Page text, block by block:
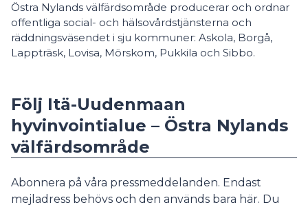
Östra Nylands välfärdsområde producerar och ordnar
offentliga social- och hälsovårdstjänsterna och
räddningsväsendet i sju kommuner: Askola, Borgå,
Lappträsk, Lovisa, Mörskom, Pukkila och Sibbo.
Följ Itä-Uudenmaan
hyvinvointialue – Östra Nylands
välfärdsområde
Abonnera på våra pressmeddelanden. Endast
mejladress behövs och den används bara här. Du